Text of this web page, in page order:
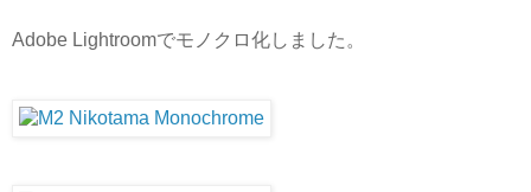
Adobe Lightroomでモノクロ化しました。